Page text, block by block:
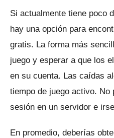
Si actualmente tiene poco
hay una opción para
gratis. La forma más
juego y esperar a que los
en su cuenta. Las caídas
tiempo de juego activo. No
sesión en un servidor e
En promedio, deberías